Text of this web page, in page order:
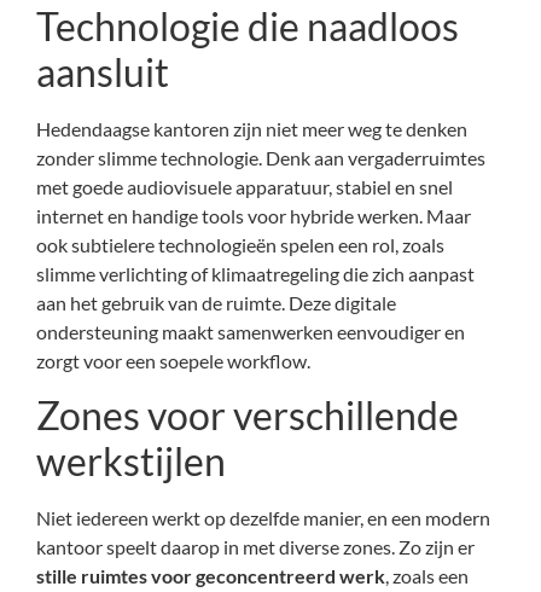
Technologie die naadloos
aansluit
Hedendaagse kantoren zijn niet meer weg te denken
zonder slimme technologie. Denk aan vergaderruimtes
met goede audiovisuele apparatuur, stabiel en snel
internet en handige tools voor hybride werken. Maar
ook subtielere technologieën spelen een rol, zoals
slimme verlichting of klimaatregeling die zich aanpast
aan het gebruik van de ruimte. Deze digitale
ondersteuning maakt samenwerken eenvoudiger en
zorgt voor een soepele workflow.
Zones voor verschillende
werkstijlen
Niet iedereen werkt op dezelfde manier, en een modern
kantoor speelt daarop in met diverse zones. Zo zijn er
stille ruimtes voor geconcentreerd werk, zoals een